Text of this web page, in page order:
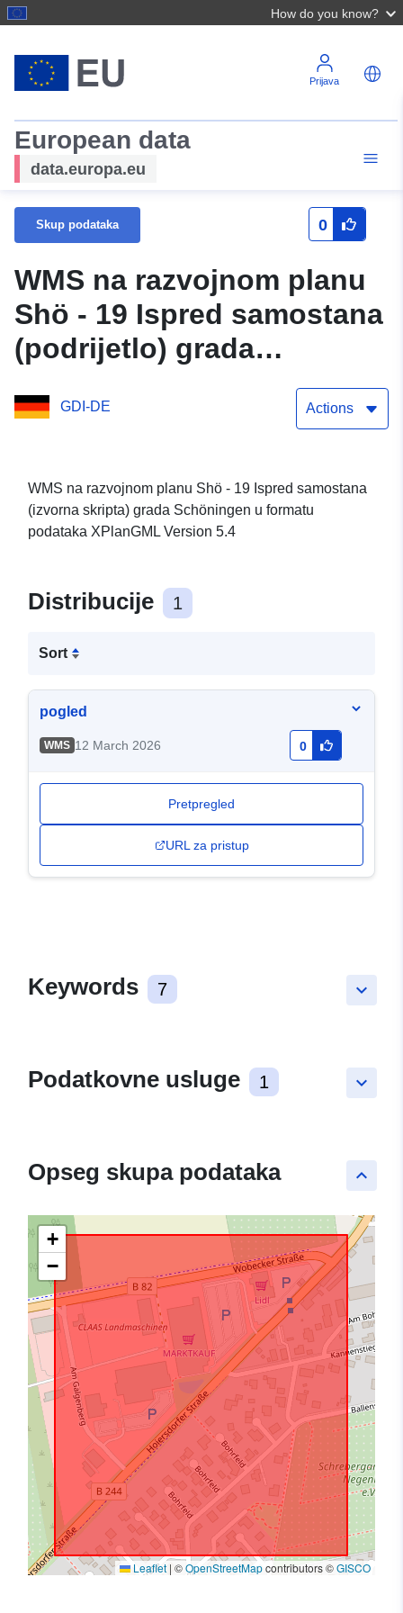
How do you know?
Prijava
European data
data.europa.eu
Skup podataka 0
WMS na razvojnom planu
Shö - 19 Ispred samostana
(podrijetlo) grada
GDI-DE Actions
WMS na razvojnom planu Shö - 19 Ispred samostana
(izvorna skripta) grada Schöningen u formatu
podataka XPlanGML Version 5.4
Distribucije 1
Sort
pogled
WMS 12 March 2026 0
Pretpregled
URL za pristup
keyboard_arrow_down
Keywords 7
keyboard_arrow_down
Podatkovne usluge 1
keyboard_arrow_up
Opseg skupa podataka
+
−
Leaflet | ©OpenStreetMapcontributors ©GISCO